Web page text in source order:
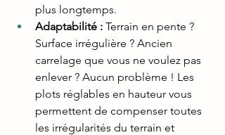
plus longtemps.
Adaptabilité : Terrain en pente ?
Surface irrégulière ? Ancien
carrelage que vous ne voulez pas
enlever ? Aucun problème ! Les
plots réglables en hauteur vous
permettent de compenser toutes
les irrégularités du terrain et